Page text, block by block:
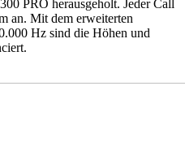
PRO herausgeholt. Jeder Call
an. Mit dem erweiterten
Hz sind die Höhen und